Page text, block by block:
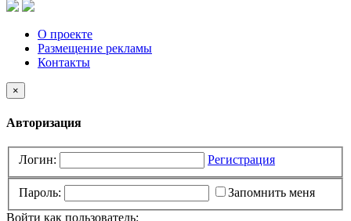
О проекте
Размещение рекламы
Контакты
×
Авторизация
Логин: Регистрация
Пароль:
Запомнить меня
Войти как пользователь: